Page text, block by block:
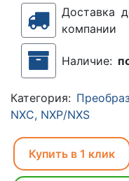
Доставка
компании
Наличие:
Категория:
NXC, NXP/NXS
Купить в 1 клик